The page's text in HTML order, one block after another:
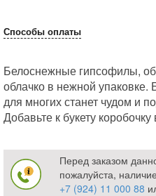
Способы оплаты
Белоснежные гипсофилы,
облачко в нежной упаковке.
для многих станет чудом и
Добавьте к букету
Перед заказом
пожалуйста,
+7 (924) 11 000 88